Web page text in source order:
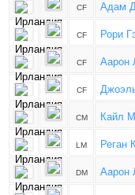
CF Адам
CF Рори
CF Аарон
CF
CM Кайл
LM Реган
DM Аарон